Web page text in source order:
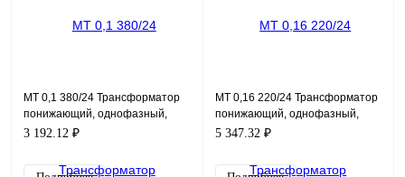
MT 0,1 380/24 Трансформатор
понижающий, однофазный,
мощность 100ВА, входное
3 192.12 ₽
MT 0,16 220/24 Трансформатор
понижающий, однофазный,
мощность 160ВА, входное
5 347.32 ₽